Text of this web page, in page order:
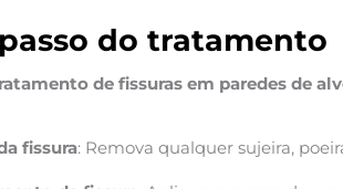
do tratamento
de fissuras em paredes de
fissura: Remova qualquer sujeira,